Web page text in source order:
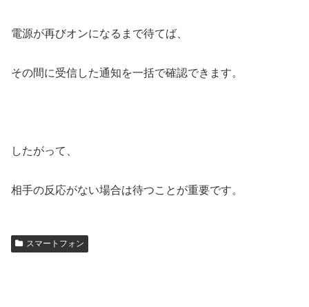
電源が再びオンになるまで待てば、
その間に受信した通知を一括で確認できます。
したがって、
相手の反応がない場合は待つことが重要です。
スマートフォン